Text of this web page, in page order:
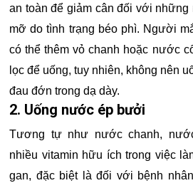
an toàn để giảm cân đối với
mỡ do tình trạng béo phì. Người
có thể thêm vỏ chanh hoặc nước
lọc để uống, tuy nhiên, không nên
đau đớn trong dạ dày.
2. Uống nước ép bưởi
Tương tự như nước chanh,
nhiều vitamin hữu ích trong việc
gan, đặc biệt là đối với bệnh